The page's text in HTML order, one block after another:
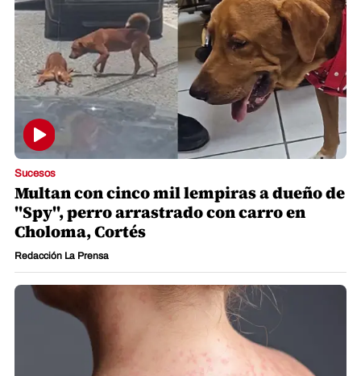
Sucesos
Multan con cinco mil lempiras a dueño de
"Spy", perro arrastrado con carro en
Choloma, Cortés
Redacción La Prensa